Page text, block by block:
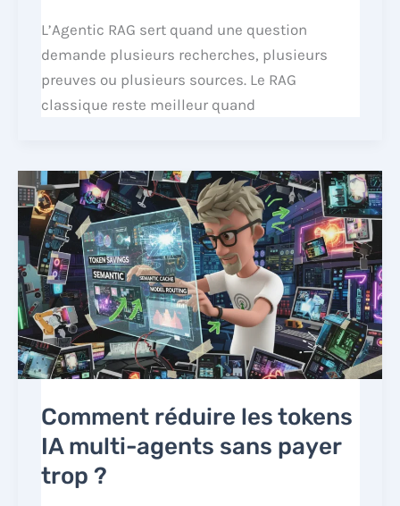
L’Agentic RAG sert quand une question
demande plusieurs recherches, plusieurs
preuves ou plusieurs sources. Le RAG
classique reste meilleur quand
Comment réduire les tokens
IA multi-agents sans payer
trop ?